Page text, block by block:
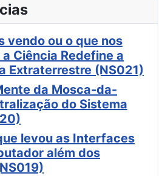
vendo ou o que nos
Ciência Redefine a
Extraterrestre (NS021)
da Mosca-da-
do Sistema
levou as Interfaces
além dos